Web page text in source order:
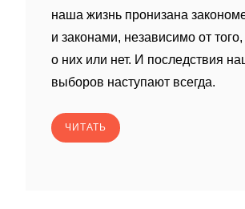
наша жизнь пронизана
и законами, независимо от
о них или нет. И последствия
выборов наступают всегда.
ЧИТАТЬ